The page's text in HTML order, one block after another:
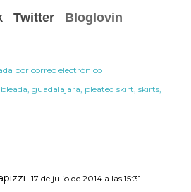
Twitter Bloglovin
por correo electrónico
guadalajara pleated skirt skirts
17 de julio de 2014 a las 15:31